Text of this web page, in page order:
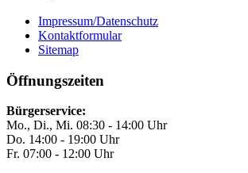
Impressum/Datenschutz
Kontaktformular
Sitemap
Öffnungszeiten
Bürgerservice:
Mo., Di., Mi. 08:30 - 14:00 Uhr
Do. 14:00 - 19:00 Uhr
Fr. 07:00 - 12:00 Uhr